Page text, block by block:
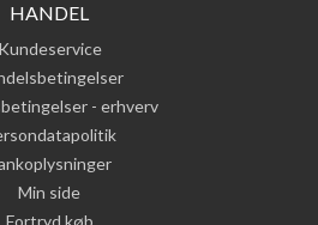
HANDEL
Kundeservice
- erhverv
Min side